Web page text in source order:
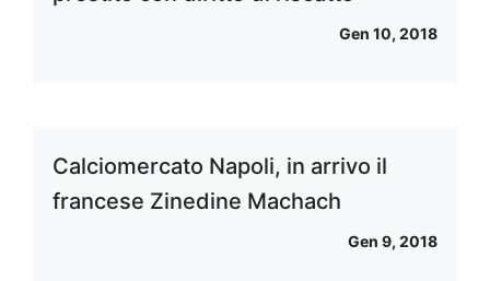
Gen 10, 2018
Calciomercato Napoli, in arrivo il
francese Zinedine Machach
Gen 9, 2018